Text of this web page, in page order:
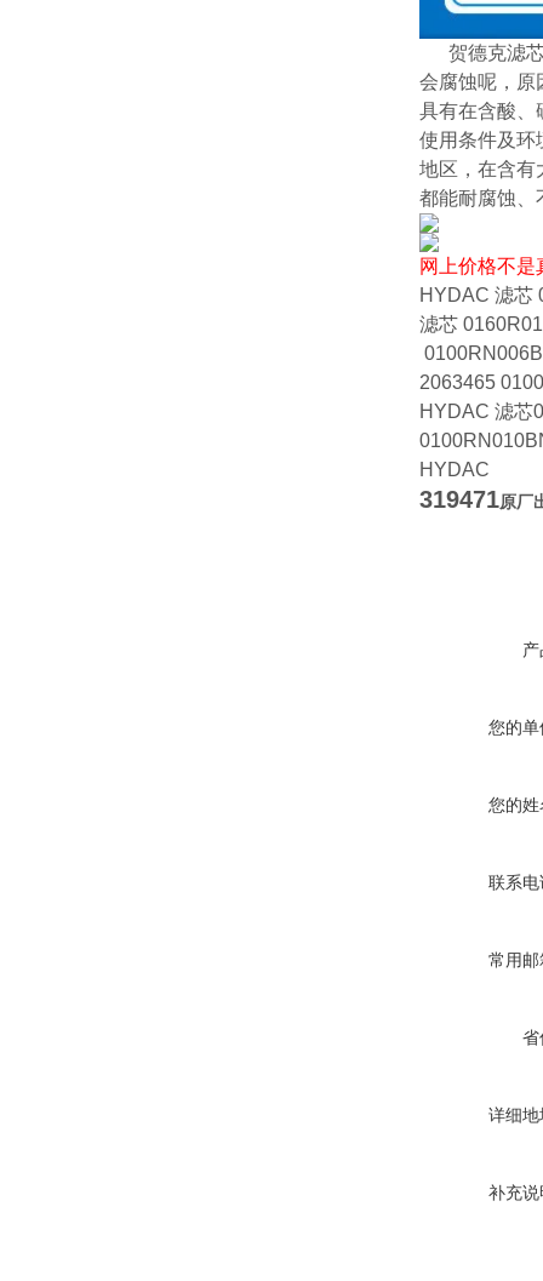
贺德克滤
会腐蚀呢，原
具有在含酸、
使用条件及环
地区，在含有
都能耐腐蚀、
网上价格不
HYDAC 滤芯
滤芯
2063465
HYDAC 滤芯
HYDAC
319471原厂
您的
您的
联系
常用
省
详细
补充